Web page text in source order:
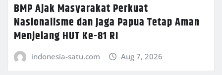
BMP Ajak Masyarakat Perkuat
Nasionalisme dan Jaga Papua Tetap Aman
Menjelang HUT Ke-81 RI
indonesia-satu.com Aug 7, 2026